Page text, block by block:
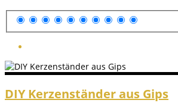
DIY Kerzenständer aus Gips